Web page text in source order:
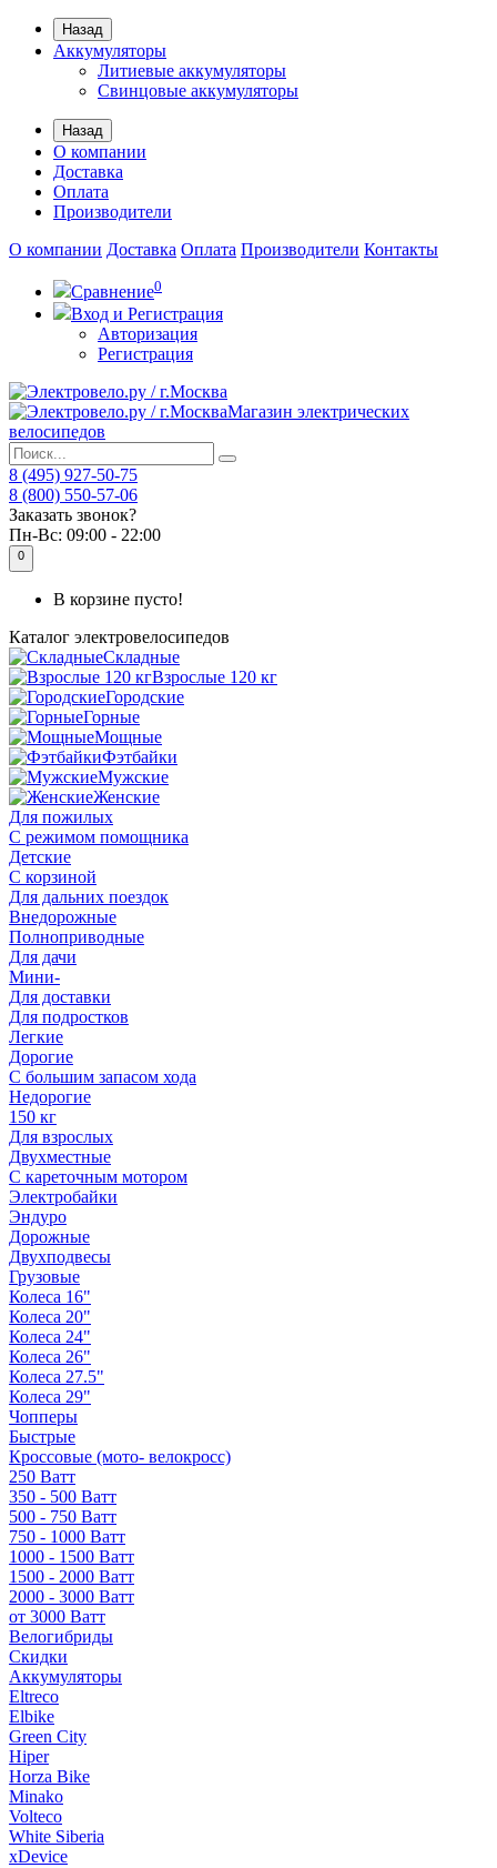
Назад
Аккумуляторы
Литиевые аккумуляторы
Свинцовые аккумуляторы
Назад
О компании
Доставка
Оплата
Производители
О компании Доставка Оплата Производители Контакты
Сравнение0
Вход и Регистрация
Авторизация
Регистрация
Магазин электрических
велосипедов
8 (495) 927-50-75
8 (800) 550-57-06
Заказать звонок?
Пн-Вс: 09:00 - 22:00
0
В корзине пусто!
Каталог электровелосипедов
Складные
Взрослые 120 кг
Городские
Горные
Мощные
Фэтбайки
Мужские
Женские
Для пожилых
С режимом помощника
Детские
С корзиной
Для дальних поездок
Внедорожные
Полноприводные
Для дачи
Мини-
Для доставки
Для подростков
Легкие
Дорогие
С большим запасом хода
Недорогие
150 кг
Для взрослых
Двухместные
С кареточным мотором
Электробайки
Эндуро
Дорожные
Двухподвесы
Грузовые
Колеса 16"
Колеса 20"
Колеса 24"
Колеса 26"
Колеса 27.5"
Колеса 29"
Чопперы
Быстрые
Кроссовые (мото- велокросс)
250 Ватт
350 - 500 Ватт
500 - 750 Ватт
750 - 1000 Ватт
1000 - 1500 Ватт
1500 - 2000 Ватт
2000 - 3000 Ватт
от 3000 Ватт
Велогибриды
Скидки
Аккумуляторы
Eltreco
Elbike
Green City
Hiper
Horza Bike
Minako
Volteco
White Siberia
xDevice